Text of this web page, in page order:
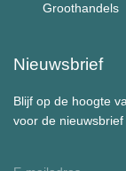
Groothandels
Nieuwsbrief
Blijf op de hoogte
voor de nieuwsbrief